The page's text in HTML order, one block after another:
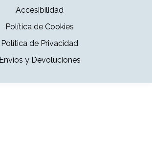
Accesibilidad
Política de Cookies
Política de Privacidad
Envíos y Devoluciones